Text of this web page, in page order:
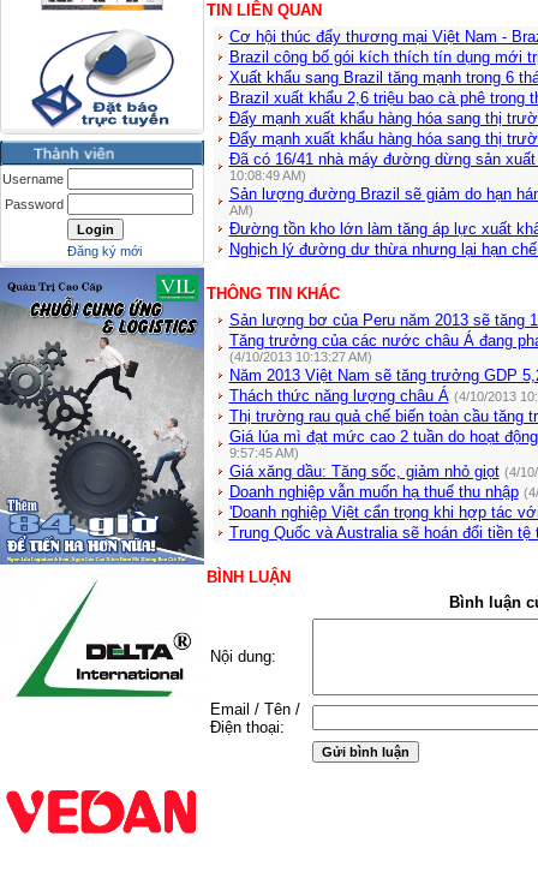
Username
Password
Đăng ký mới
TIN LIÊN QUAN
Cơ hội thúc đẩy thương mại Việt Nam -
Brazil công bố gói kích thích tín dụng mới
Xuất khẩu sang Brazil tăng mạnh trong 6
Brazil xuất khẩu 2,6 triệu bao cà phê trong
Đẩy mạnh xuất khẩu hàng hóa sang thị
Đẩy mạnh xuất khẩu hàng hóa sang thị
Đã có 16/41 nhà máy đường dừng sản
10:08:49 AM)
Sản lượng đường Brazil sẽ giảm do hạn
AM)
Đường tồn kho lớn làm tăng áp lực xuất
Nghịch lý đường dư thừa nhưng lại hạn
THÔNG TIN KHÁC
Sản lượng bơ của Peru năm 2013 sẽ tăng
Tăng trưởng của các nước châu Á đang
(4/10/2013 10:13:27 AM)
Năm 2013 Việt Nam sẽ tăng trưởng GDP
Thách thức năng lượng châu Á (4/10/2013
Thị trường rau quả chế biến toàn cầu tăng
Giá lúa mì đạt mức cao 2 tuần do hoạt
9:57:45 AM)
Giá xăng dầu: Tăng sốc, giảm nhỏ giọt (4/
Doanh nghiệp vẫn muốn hạ thuế thu nhập
'Doanh nghiệp Việt cẩn trọng khi hợp tác
Trung Quốc và Australia sẽ hoán đổi tiền tệ
BÌNH LUẬN
Bình luận
Nội dung:
Email / Tên /
Điện thoại: